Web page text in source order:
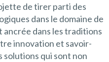
de tirer parti des
dans le domaine de
dans les traditions
innovation et savoir-
solutions qui sont non